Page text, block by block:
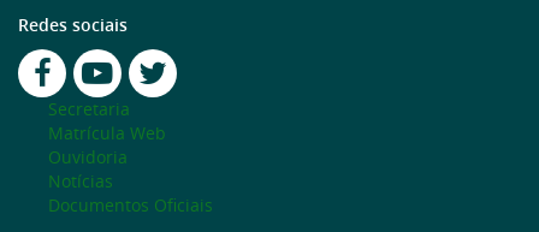
Redes sociais
Secretaria
Matrícula Web
Ouvidoria
Notícias
Documentos Oficiais